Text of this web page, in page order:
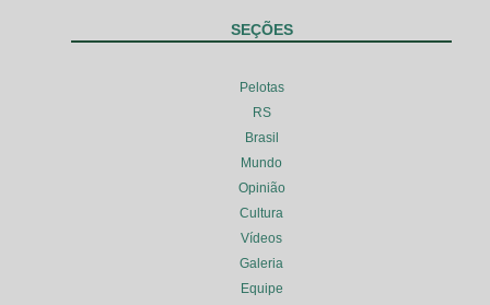
SEÇÕES
Pelotas
RS
Brasil
Mundo
Opinião
Cultura
Vídeos
Galeria
Equipe